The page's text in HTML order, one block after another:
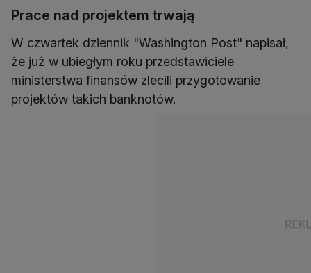
Prace nad projektem trwają
W czwartek dziennik "Washington Post" napisał,
że już w ubiegłym roku przedstawiciele
ministerstwa finansów zlecili przygotowanie
projektów takich banknotów.